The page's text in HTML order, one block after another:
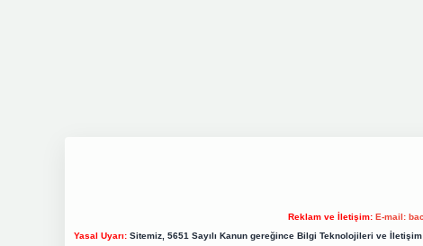
Reklam ve İletişim: E-mail:
Yasal Uyarı:Sitemiz, 5651 Sayılı Kanun gereğince Bilgi Teknolojileri ve